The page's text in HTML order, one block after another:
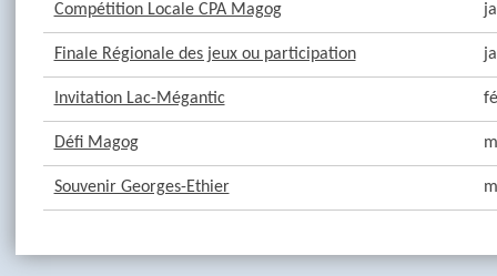
Compétition Locale CPA Magog
Finale Régionale des jeux ou participation
Invitation Lac-Mégantic
Défi Magog
Souvenir Georges-Ethier